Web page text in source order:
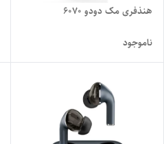
هنذفری مک دودو 6070
ناموجود